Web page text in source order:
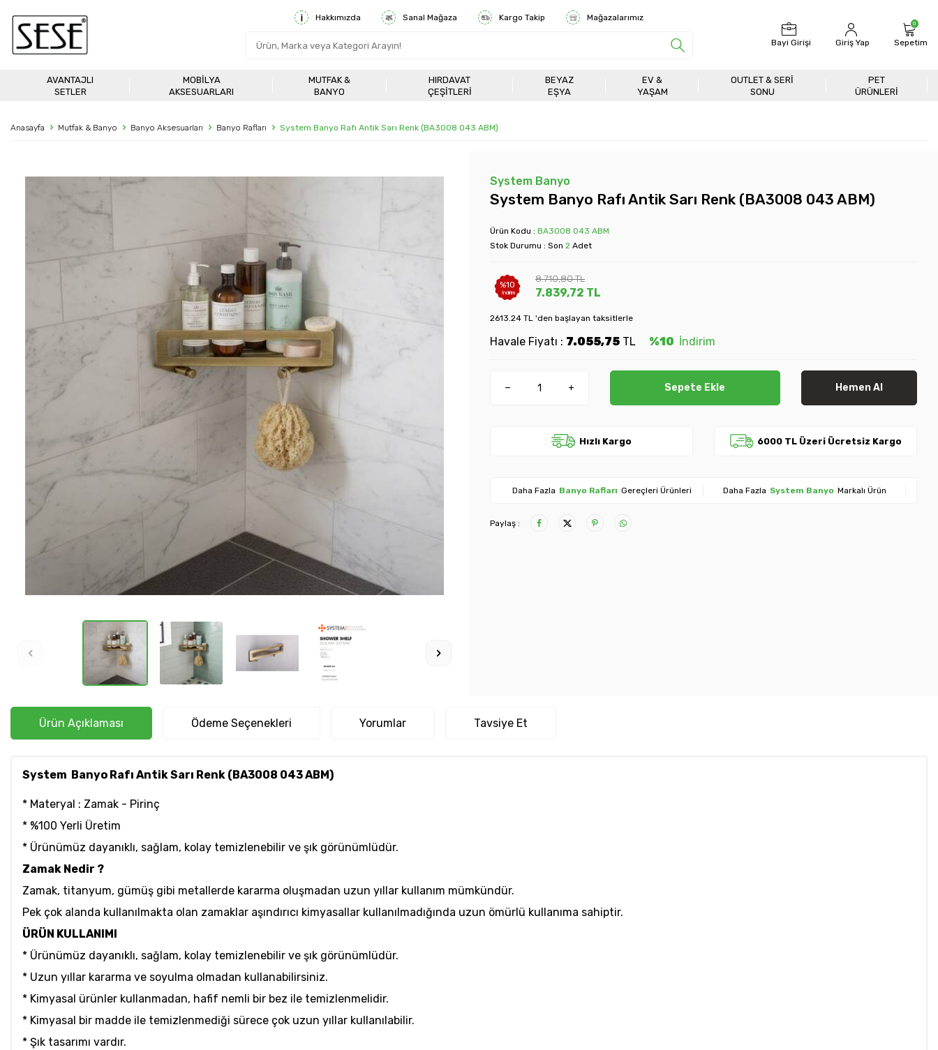
Hakkımızda Sanal Mağaza Kargo Takip Mağazalarımız
Bayi Girişi Giriş Yap
0
Sepetim
AVANTAJLI
SETLER
MOBILYA
AKSESUARLARI
MUTFAK &
BANYO
HIRDAVAT
ÇEŞITLERI
BEYAZ
EŞYA
EV &
YAŞAM
OUTLET & SERI
SONU
PET
ÜRÜNLERİ
Anasayfa Mutfak & Banyo Banyo Aksesuarları Banyo Rafları System Banyo Rafı Antik Sarı Renk (BA3008 043 ABM)
System Banyo
System Banyo Rafı Antik Sarı Renk (BA3008 043 ABM)
Ürün Kodu : BA3008 043 ABM
Stok Durumu : Son 2 Adet
%10
İndirim
8.710,80TL
7.839,72 TL
2613.24 TL 'den başlayan taksitlerle
Havale Fiyatı : 7.055,75 TL %10 İndirim
Sepete Ekle Hemen Al
Hızlı Kargo 6000 TL Üzeri Ücretsiz Kargo
Daha Fazla Banyo Rafları Gereçleri Ürünleri Daha Fazla System Banyo Markalı Ürün
Paylaş :
Ürün Açıklaması Ödeme Seçenekleri Yorumlar Tavsiye Et
System Banyo Rafı Antik Sarı Renk (BA3008 043 ABM)
* Materyal : Zamak - Pirinç
* %100 Yerli Üretim
* Ürünümüz dayanıklı, sağlam, kolay temizlenebilir ve şık görünümlüdür.
Zamak Nedir ?
Zamak, titanyum, gümüş gibi metallerde kararma oluşmadan uzun yıllar kullanım mümkündür.
Pek çok alanda kullanılmakta olan zamaklar aşındırıcı kimyasallar kullanılmadığında uzun ömürlü kullanıma sahiptir.
ÜRÜN KULLANIMI
* Ürünümüz dayanıklı, sağlam, kolay temizlenebilir ve şık görünümlüdür.
* Uzun yıllar kararma ve soyulma olmadan kullanabilirsiniz.
* Kimyasal ürünler kullanmadan, hafif nemli bir bez ile temizlenmelidir.
* Kimyasal bir madde ile temizlenmediği sürece çok uzun yıllar kullanılabilir.
* Şık tasarımı vardır.